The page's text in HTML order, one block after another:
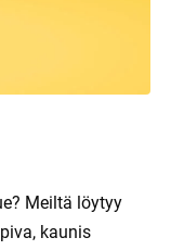
Meiltä löytyy
kaunis